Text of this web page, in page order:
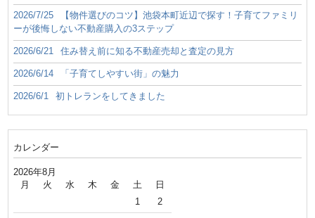
2026/7/25
【物件選びのコツ】池袋本町近辺で探す！子育てファミリ
ーが後悔しない不動産購入の3ステップ
2026/6/21 住み替え前に知る不動産売却と査定の見方
2026/6/14 「子育てしやすい街」の魅力
2026/6/1 初トレランをしてきました
カレンダー
2026年8月
月 火 水 木 金 土 日
1 2